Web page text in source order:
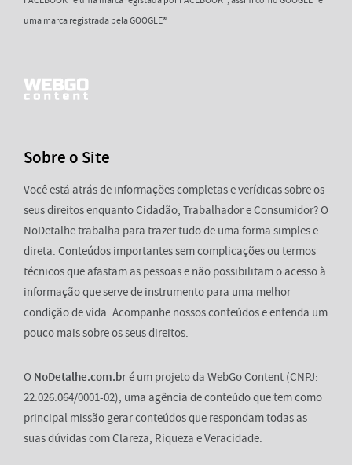
uma marca registrada pela GOOGLE®
Sobre o Site
Você está atrás de informações completas e verídicas sobre os
seus direitos enquanto Cidadão, Trabalhador e Consumidor? O
NoDetalhe trabalha para trazer tudo de uma forma simples e
direta. Conteúdos importantes sem complicações ou termos
técnicos que afastam as pessoas e não possibilitam o acesso à
informação que serve de instrumento para uma melhor
condição de vida. Acompanhe nossos conteúdos e entenda um
pouco mais sobre os seus direitos.
O NoDetalhe.com.bré um projeto da WebGo Content (CNPJ:
22.026.064/0001-02), uma agência de conteúdo que tem como
principal missão gerar conteúdos que respondam todas as
suas dúvidas com Clareza, Riqueza e Veracidade.